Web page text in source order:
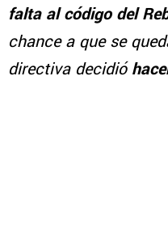
falta al código del
chance a que se
directiva decidió